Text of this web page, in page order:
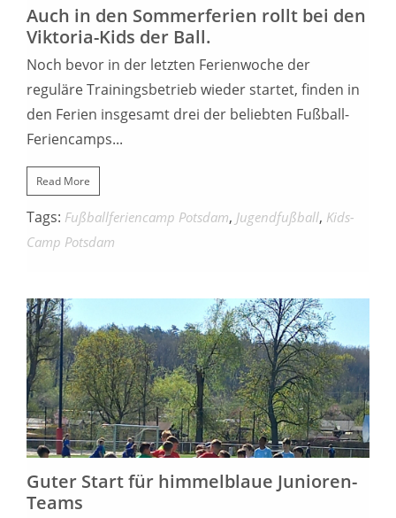
13. AUGUST 2023
Auch in den Sommerferien rollt bei den
Viktoria-Kids der Ball.
Noch bevor in der letzten Ferienwoche der
reguläre Trainingsbetrieb wieder startet, finden in
den Ferien insgesamt drei der beliebten Fußball-
Feriencamps...
Read More
Tags: Fußballferiencamp Potsdam, Jugendfußball, Kids-
Camp Potsdam
23. APRIL 2023
Guter Start für himmelblaue Junioren-
Teams